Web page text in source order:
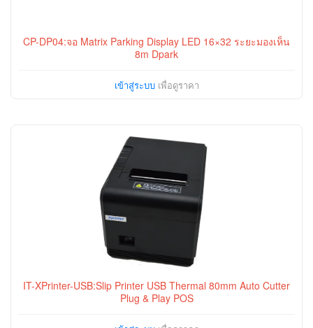
CP-DP04:จอ Matrix Parking Display LED 16×32 ระยะมองเห็น
8m Dpark
เข้าสู่ระบบเพื่อดูราคา
IT-XPrinter-USB:Slip Printer USB Thermal 80mm Auto Cutter
Plug & Play POS